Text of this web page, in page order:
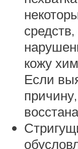
кожу
Если